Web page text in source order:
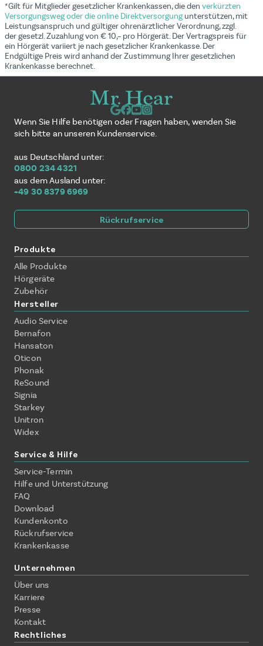
*Gilt für Mitglieder gesetzlicher Krankenkassen, die den verkürzten
Versorgungsweg oder die online Direktversorgungunterstützen, mit
Leistungsanspruch und gültiger ohrenärztlicher Verordnung, zzgl.
der gesetzl. Zuzahlung von € 10,– pro Hörgerät. Der Vertragspreis für
ein Hörgerät variiert je nach gesetzlicher Krankenkasse. Der
Endgültige Preis wird anhand der Zustimmung Ihrer gesetzlichen
Krankenkasse berechnet.
Wenn Sie Hilfe benötigen oder Fragen haben, wenden Sie
sich bitte an unseren Kundenservice.
aus Deutschland unter:
0800 234 4321
aus dem Ausland unter:
+49 30 8379 6969
Rückrufservice
Produkte
Alle Produkte
Hörgeräte
Zubehör
Hersteller
Audio Service
Bernafon
Hansaton
Oticon
Phonak
ReSound
Signia
Starkey
Unitron
Widex
Service & Hilfe
Service-Termin
Hilfe und Unterstützung
FAQ
Download
Kundenkonto
Rückrufservice
Krankenkasse
Unternehmen
Über uns
Karriere
Presse
Kontakt
Rechtliches